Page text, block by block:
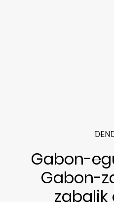
Gabon-
Gabon-
zabalik